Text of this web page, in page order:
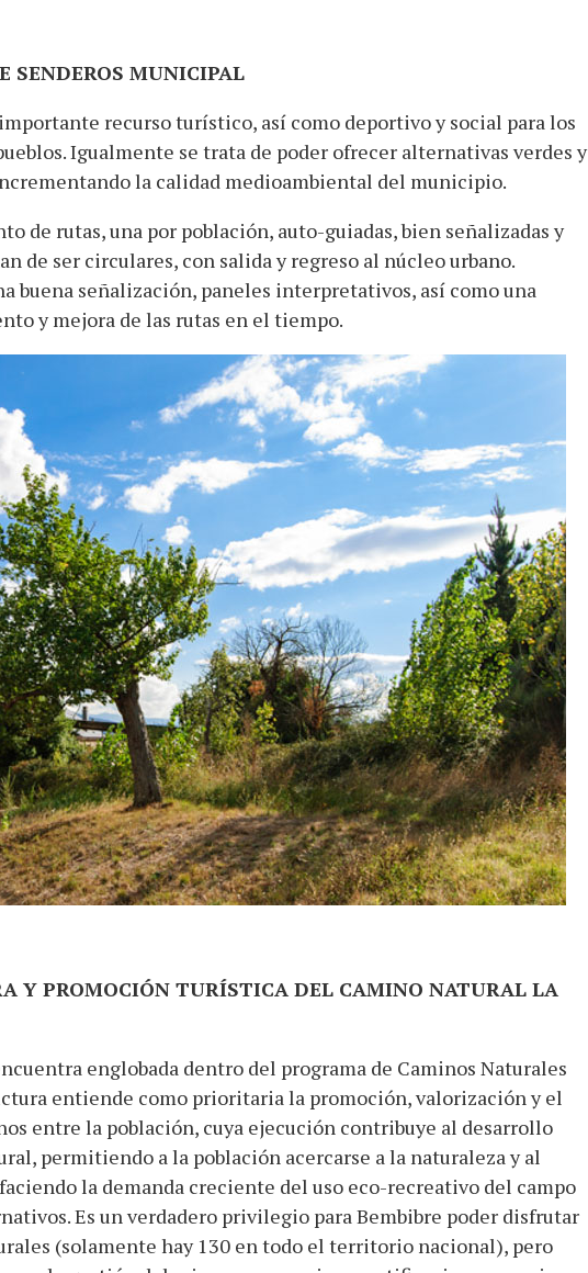
SENDEROS MUNICIPAL
recurso turístico, así como deportivo y social para los
Igualmente se trata de poder ofrecer alternativas verdes y
la calidad medioambiental del municipio.
de rutas, una por población, auto-guiadas, bien señalizadas y
de ser circulares, con salida y regreso al núcleo urbano.
buena señalización, paneles interpretativos, así como una
y mejora de las rutas en el tiempo.
Y PROMOCIÓN TURÍSTICA DEL CAMINO NATURAL LA
englobada dentro del programa de Caminos Naturales
entiende como prioritaria la promoción, valorización y el
entre la población, cuya ejecución contribuye al desarrollo
permitiendo a la población acercarse a la naturaleza y al
la demanda creciente del uso eco-recreativo del campo
Es un verdadero privilegio para Bembibre poder disfrutar
(solamente hay 130 en todo el territorio nacional), pero